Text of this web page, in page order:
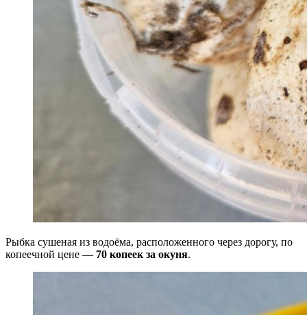
Рыбка сушеная из водоёма, расположенного через дорогу, по
копеечной цене — 70 копеек за окуня.